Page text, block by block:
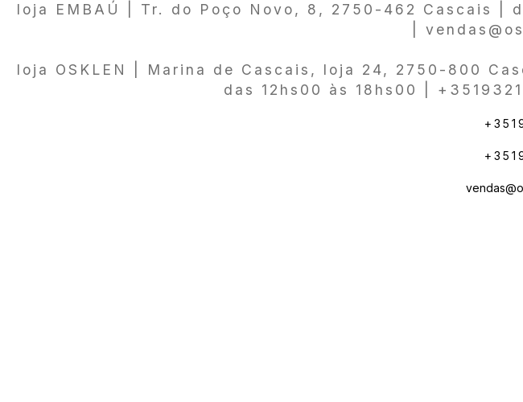
loja EMBAÚ | Tr. do Poço Novo, 8, 2750-462 Cascais |
|
loja OSKLEN | Marina de Cascais, loja 24, 2750-800
das 12hs00 às 18hs00 |